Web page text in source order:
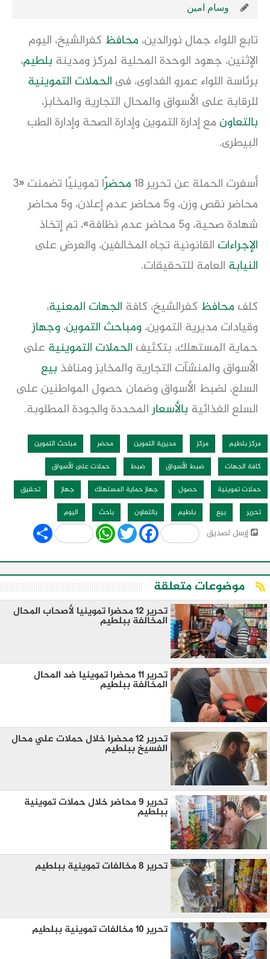
وسام امين
تابع اللواء جمال نورالدين، محافظ كفرالشيخ، اليوم
الإثنين، جهود الوحدة المحلية لمركز ومدينة بلطيم،
برئاسة اللواء عمرو الفداوى، فى الحملات التموينية
للرقابة على الأسواق والمحال التجارية والمخابز،
بالتعاون مع إدارة التموين وإدارة الصحة وإدارة الطب
البيطرى.
أسفرت الحملة عن تحرير 18 محضر
ًا تموينيًا تضمنت «3
محاضر نقص وزن، و5 محاضر عدم إعلان، و5 محاضر
شهادة صحية، و5 محاضر عدم نظافة»، تم إتخاذ
الإجراءات القانونية تجاه المخالفين، والعرض على
النيابة العامة للتحقيقات.
كلف محافظ كفرالشيخ، كافة الجهات المعنية،
وقيادات مديرية التموين،ومباحث التموين،وجهاز
حماية المستهلك، بتكثيف الحملات التموينية على
الأسواق والمنشآت التجارية والمخابز ومنافذ بيع
السلع، لضبط الأسواق وضمان حصول المواطنين على
السلع الغذائية بالأسعارالمحددة والجودة المطلوبة.
مركز بلطيم مركز مديرية التموين محضر
مباحث التموين
كافة الجهات
ضبط الأسواق ضبط
حملات على الأسواق
حملات تموينية
حصول جهاز حماية المستهلك جهاز
تحقيق
تحرير
بيع بلطيم بالتعاون باحث اليوم
إرسل لصديق Share WhatsApp
Twitter Facebook
موضوعات متعلقة
تحرير 12 محضرا تموينيا لأصحاب المحال
المخالفة ببلطيم
تحرير 11 محضرا تموينيا ضد المحال
المخالفة ببلطيم
تحرير 12 محضرا خلال حملات علي محال
الفسيخ ببلطيم
تحرير 9 محاضر خلال حملات تموينية
ببلطيم
تحرير 8 مخالفات تموينية ببلطيم
تحرير 10 مخالفات تموينية ببلطيم